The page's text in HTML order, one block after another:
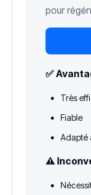
pour
✅
Très
Fiable
Adapté
⚠️